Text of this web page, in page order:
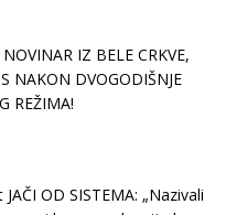
IZ BELE CRKVE,
NAKON DVOGODIŠNJE
REŽIMA!
OD SISTEMA: „Nazivali